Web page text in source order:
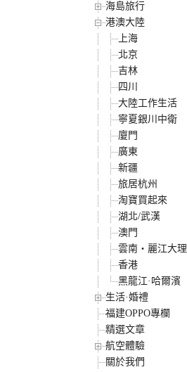
海島旅行
港澳大陸
上海
北京
吉林
四川
大陸工作生活
寧夏銀川中衛
廈門
廣東
新疆
旅居杭州
淘寶買起來
湖北/武漢
澳門
雲南‧麗江大理
香港
黑龍江·哈爾濱
生活·婚禮
福建OPPO專欄
精選文章
航空體驗
關於我們